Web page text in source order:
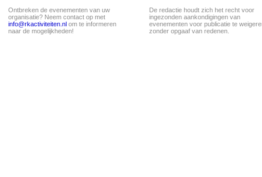
Ontbreken de evenementen van uw
organisatie? Neem contact op met
info@rkactiviteiten.nl om te informeren
naar de mogelijkheden!
De redactie houdt zich het recht voor
ingezonden aankondigingen van
evenementen voor publicatie te
zonder opgaaf van redenen.